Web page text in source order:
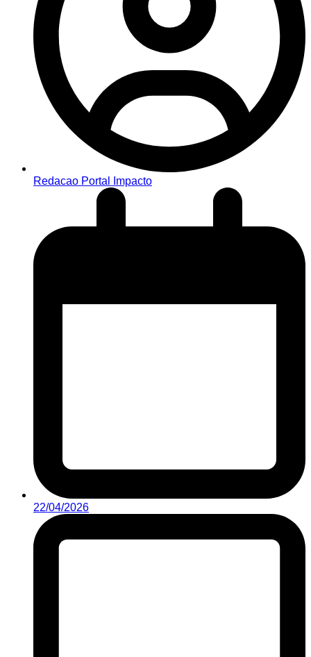
Redacao Portal Impacto
22/04/2026